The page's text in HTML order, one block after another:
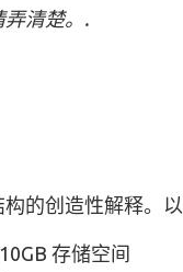
清楚。.
的创造性解释。
存储空间